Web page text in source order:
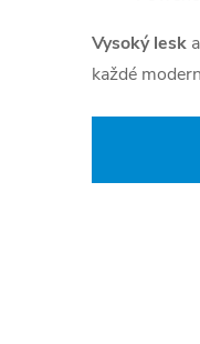
Vysoký lesk
každé